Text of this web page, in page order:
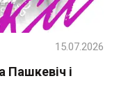
Пашкевіч і
15.07.2026